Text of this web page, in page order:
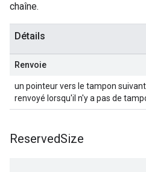
chaîne.
Détails
Renvoie
un pointeur vers le tampon suivant
renvoyé lorsqu'il n'y a pas de
ReservedSize